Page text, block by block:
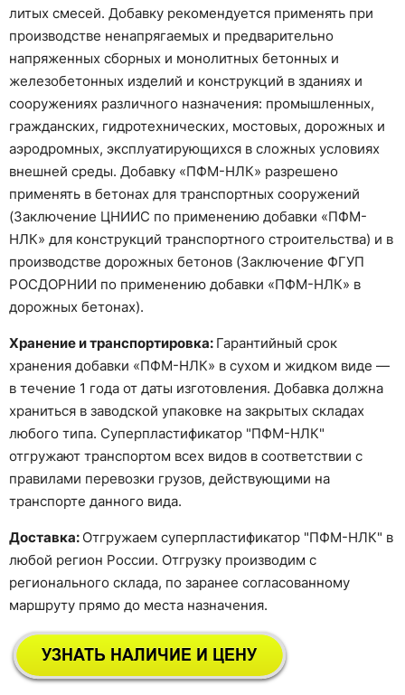
литых смесей. Добавку рекомендуется применять при
производстве ненапрягаемых и предварительно
напряженных сборных и монолитных бетонных и
железобетонных изделий и конструкций в зданиях и
сооружениях различного назначения: промышленных,
гражданских, гидротехнических, мостовых, дорожных и
аэродромных, эксплуатирующихся в сложных условиях
внешней среды. Добавку «ПФМ-НЛК» разрешено
применять в бетонах для транспортных сооружений
(Заключение ЦНИИС по применению добавки «ПФМ-
НЛК» для конструкций транспортного строительства) и в
производстве дорожных бетонов (Заключение ФГУП
РОСДОРНИИ по применению добавки «ПФМ-НЛК» в
дорожных бетонах).
Хранение и транспортировка: Гарантийный срок
хранения добавки «ПФМ-НЛК» в сухом и жидком виде —
в течение 1 года от даты изготовления. Добавка должна
храниться в заводской упаковке на закрытых складах
любого типа. Суперпластификатор "ПФМ-НЛК"
отгружают транспортом всех видов в соответствии с
правилами перевозки грузов, действующими на
транспорте данного вида.
Доставка: Отгружаем суперпластификатор "ПФМ-НЛК" в
любой регион России. Отгрузку производим с
регионального склада, по заранее согласованному
маршруту прямо до места назначения.